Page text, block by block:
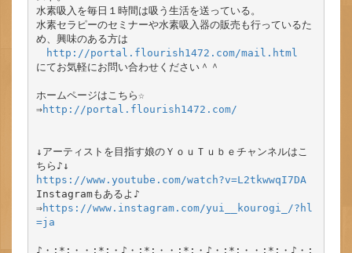
水素吸入を毎日１時間は吸う生活を送っている。
水素セラピーのセミナーや水素吸入器の販売も行っているた
め、興味のある方は
http://portal.flourish1472.com/mail.html
にてお気軽にお問い合わせください＾＾
ホームページはこちら☆
⇒http://portal.flourish1472.com/
↓アーティストを目指す娘のＹｏｕＴｕｂｅチャンネルはこ
https://www.youtube.com/watch?v=L2tkwwqI7DA
Instagramもあるよ♪
⇒https://www.instagram.com/yui__kourogi_/?hl
=ja
♪・:*:・・:*:・♪・:*:・・:*:・♪・:*:・・:*:・♪・: